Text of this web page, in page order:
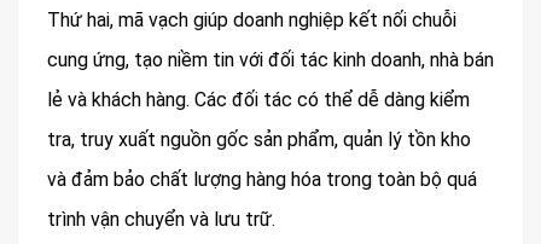
Thứ hai, mã vạch giúp doanh nghiệp kết nối chuỗi
cung ứng, tạo niềm tin với đối tác kinh doanh, nhà bán
lẻ và khách hàng. Các đối tác có thể dễ dàng kiểm
tra, truy xuất nguồn gốc sản phẩm, quản lý tồn kho
và đảm bảo chất lượng hàng hóa trong toàn bộ quá
trình vận chuyển và lưu trữ.